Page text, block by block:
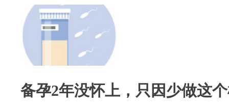
备孕2年没怀上，只因少做这